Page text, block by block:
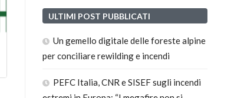
ULTIMI POST PUBBLICATI
Un gemello digitale delle foreste alpine
per conciliare rewilding e incendi
PEFC Italia, CNR e SISEF sugli incendi